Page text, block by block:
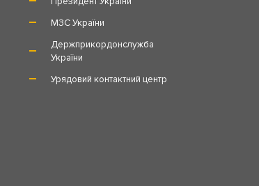
МЗС України
Держприкордонслужба
України
Урядовий контактний центр